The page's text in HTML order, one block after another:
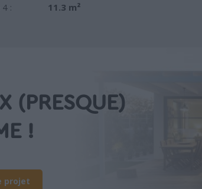
:
11.3 m²
(PRESQUE)
!
projet